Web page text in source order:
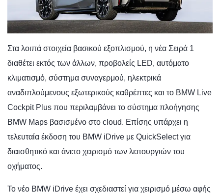
Στα λοιπά στοιχεία βασικού εξοπλισμού, η νέα Σειρά 1
διαθέτει εκτός των άλλων, προβολείς LED, αυτόματο
κλιματισμό, σύστημα συναγερμού, ηλεκτρικά
αναδιπλούμενους εξωτερικούς καθρέπτες και το BMW Live
Cockpit Plus που περιλαμβάνει το σύστημα πλοήγησης
BMW Maps βασισμένο στο cloud. Επίσης υπάρχει η
τελευταία έκδοση του BMW iDrive με QuickSelect για
διαισθητικό και άνετο χειρισμό των λειτουργιών του
οχήματος.
Το νέο BMW iDrive έχει σχεδιαστεί για χειρισμό μέσω αφής